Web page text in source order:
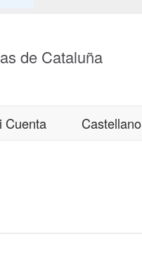
de Cataluña
Cuenta Castellano